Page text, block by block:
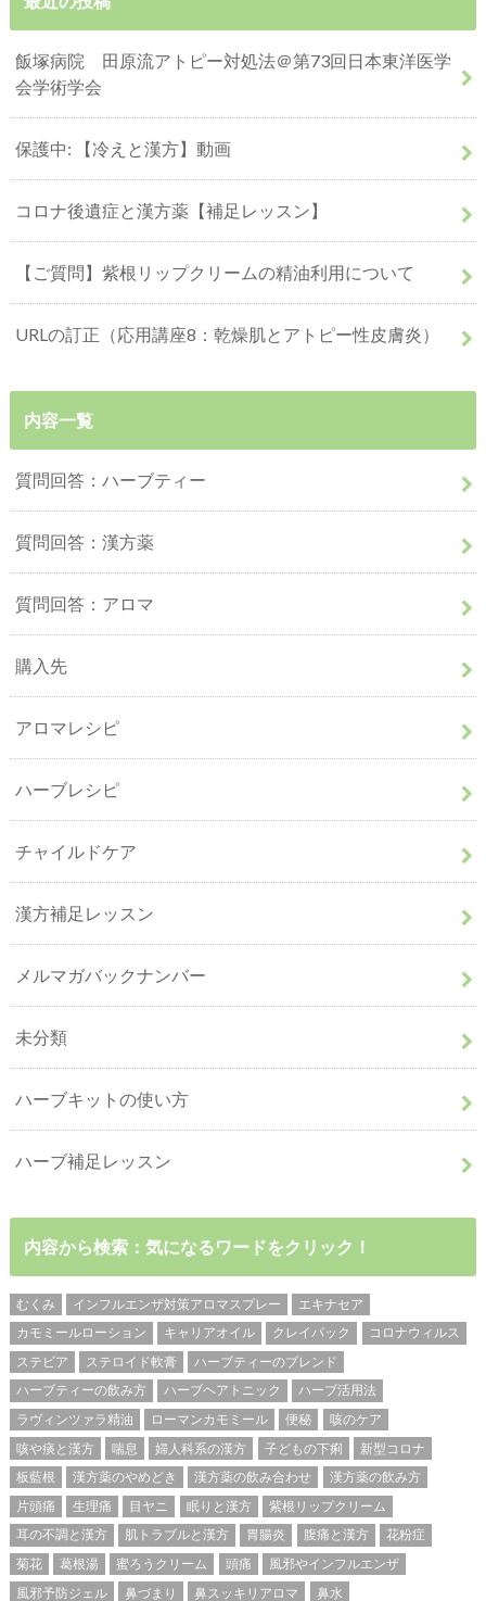
飯塚病院 田原流アトピー対処法＠第73回日本東洋医学
会学術学会
保護中: 【冷えと漢方】動画
コロナ後遺症と漢方薬【補足レッスン】
【ご質問】紫根リップクリームの精油利用について
URLの訂正（応用講座8：乾燥肌とアトピー性皮膚炎）
内容一覧
質問回答：ハーブティー
質問回答：漢方薬
質問回答：アロマ
購入先
アロマレシピ
ハーブレシピ
チャイルドケア
漢方補足レッスン
メルマガバックナンバー
未分類
ハーブキットの使い方
ハーブ補足レッスン
内容から検索：気になるワードをクリック！
むくみ インフルエンザ対策アロマスプレー
エキナセア
カモミールローション
キャリアオイル クレイパック
コロナウィルス
ステビア
ステロイド軟膏
ハーブティーのブレンド
ハーブティーの飲み方
ハーブヘアトニック
ハーブ活用法
ラヴィンツァラ精油
ローマンカモミール 便秘
咳のケア
咳や痰と漢方
喘息 婦人科系の漢方 子どもの下痢
新型コロナ
板藍根
漢方薬のやめどき 漢方薬の飲み合わせ
漢方薬の飲み方
片頭痛
生理痛 目ヤニ 眠りと漢方
紫根リップクリーム
耳の不調と漢方
肌トラブルと漢方 胃腸炎 腹痛と漢方
花粉症
菊花
葛根湯 蜜ろうクリーム 頭痛
風邪やインフルエンザ
風邪予防ジェル
鼻づまり 鼻スッキリアロマ 鼻水